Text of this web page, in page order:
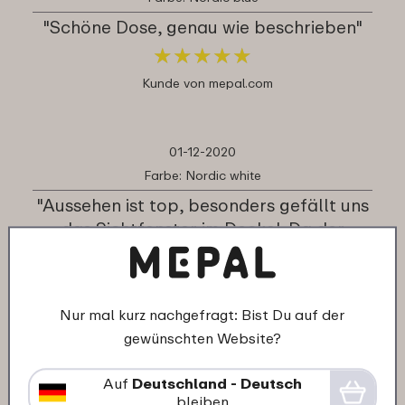
"Schöne Dose, genau wie beschrieben"
★★★★★
★★★★★
Kunde von mepal.com
01-12-2020
Farbe: Nordic white
"Aussehen ist top, besonders gefällt uns
das Sichtfenster im Deckel. Da der
Behälter außen recht glatt ist, ist das
Abziehen des Deckels ungewohnt. Ach,
★★★★★
★★★★★
Nur mal kurz nachgefragt: Bist Du auf der
gewünschten Website?
Auf Deutschland - Deutsch